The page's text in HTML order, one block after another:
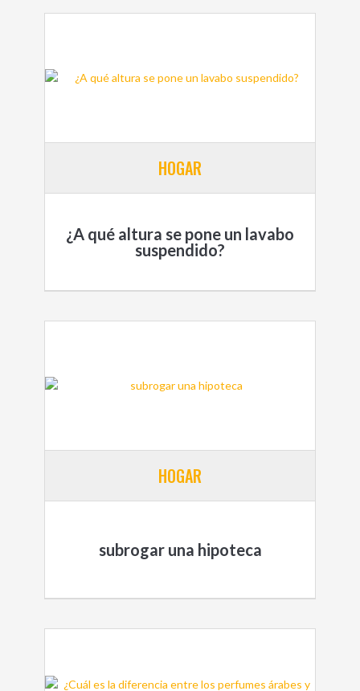
HOGAR
¿A qué altura se pone un lavabo
suspendido?
HOGAR
subrogar una hipoteca